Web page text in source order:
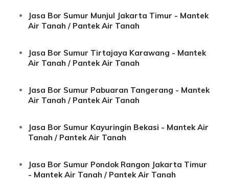
Jasa Bor Sumur Munjul Jakarta Timur - Mantek
Air Tanah / Pantek Air Tanah
Jasa Bor Sumur Tirtajaya Karawang - Mantek
Air Tanah / Pantek Air Tanah
Jasa Bor Sumur Pabuaran Tangerang - Mantek
Air Tanah / Pantek Air Tanah
Jasa Bor Sumur Kayuringin Bekasi - Mantek Air
Tanah / Pantek Air Tanah
Jasa Bor Sumur Pondok Rangon Jakarta Timur
- Mantek Air Tanah / Pantek Air Tanah